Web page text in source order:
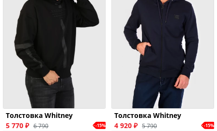
Толстовка Whitney
5 770 ₽ 6 790 -15%
Толстовка Whitney
4 920 ₽ 5 790 -15%